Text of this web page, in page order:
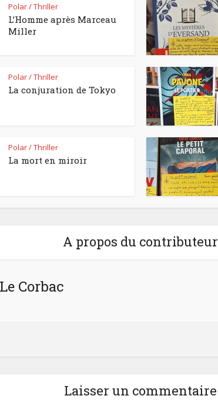
Polar / Thriller
L’Homme après Marceau
Miller
Polar / Thriller
La conjuration de Tokyo
Polar / Thriller
La mort en miroir
A propos du contributeur
Le Corbac
Laisser un commentaire